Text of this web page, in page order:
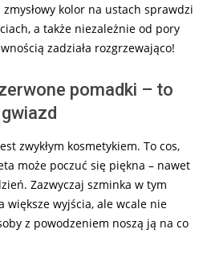
kolor na ustach sprawdzi
a także niezależnie od pory
zadziała rozgrzewająco!
pomadki – to
zwykłym kosmetykiem. To cos,
może poczuć się piękna – nawet
Zazwyczaj szminka w tym
większe wyjścia, ale wcale nie
z powodzeniem noszą ją na co